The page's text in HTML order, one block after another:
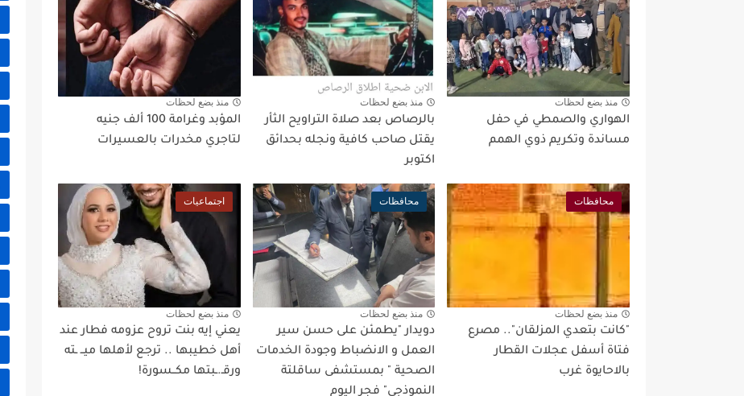
منذ بضع لحظات
الهواري والصمطي في حفل
مساندة وتكريم ذوي الهمم
منذ بضع لحظات
بالرصاص بعد صلاة التراويح الثأر
يقتل صاحب كافية ونجله بحدائق
اكتوبر
منذ بضع لحظات
المؤبد وغرامة 100 ألف جنيه
لتاجري مخدرات بالعسيرات
محافظات
منذ بضع لحظات
"كانت بتعدي المزلقان".. مصرع
فتاة أسفل عجلات القطار
بالاحايوة غرب
محافظات
منذ بضع لحظات
دويدار "يطمئن على حسن سير
العمل و الانضباط وجودة الخدمات
الصحية " بمستشفى ساقلتة
النموذجي" فجر اليوم
اجتماعيات
منذ بضع لحظات
يعني إيه بنت تروح عزومه فطار عند
أهل خطيبها .. ترجع لأهلها ميــ ـته
ورقـ.ـبتها مكــسورة!